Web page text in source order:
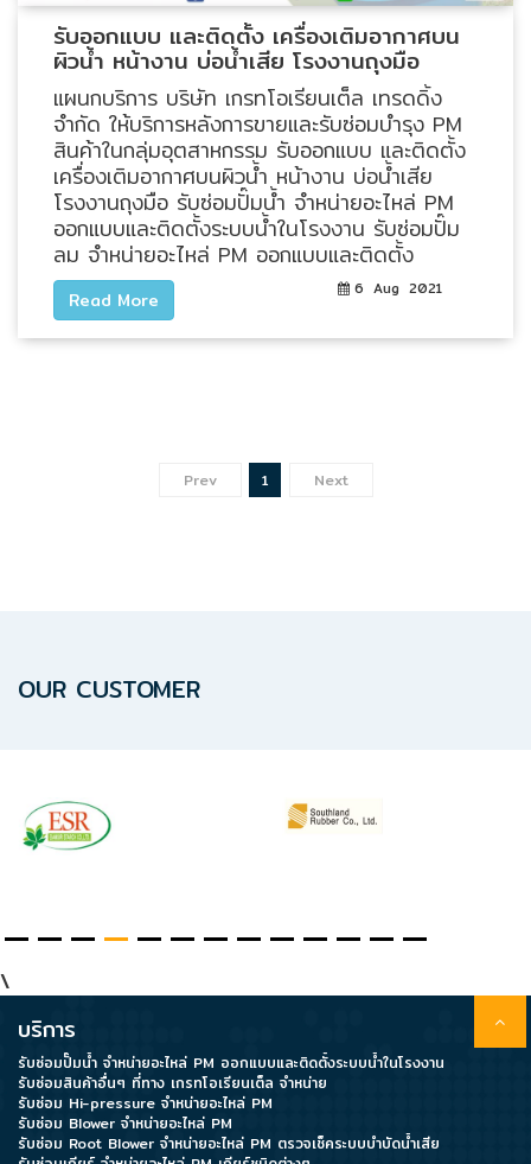
BLOWER
PNEUMATIC
HYDRAULIC
POWER
TRANSMISSION
(มอเตอร์
ระบบ
อื่นๆ)
Services
request
Reference
News
&
Activity
รับออกแบบ และติดตั้ง เครื่องเติมอากาศบน
ผิวน้ำ หน้างาน บ่อน้ำเสีย โรงงานถุงมือ
แผนกบริการ บริษัท เกรทโอเรียนเต็ล เทรดดิ้ง
จำกัด ให้บริการหลังการขายและรับซ่อมบำรุง PM
สินค้าในกลุ่มอุตสาหกรรม รับออกแบบ และติดตั้ง
เครื่องเติมอากาศบนผิวน้ำ หน้างาน บ่อน้ำเสีย
โรงงานถุงมือ รับซ่อมปั๊มน้ำ จำหน่ายอะไหล่ PM
ออกแบบและติดตั้งระบบน้ำในโรงงาน รับซ่อมปั๊ม
ลม จำหน่ายอะไหล่ PM ออกแบบและติดตั้ง
Read More 6 Aug 2021
Prev 1(current)Next
OUR CUSTOMER
\
บริการ
รับซ่อมปั๊มน้ำ จำหน่ายอะไหล่ PM ออกแบบและติดตั้งระบบน้ำในโรงงาน
รับซ่อมสินค้าอื่นๆ ที่ทาง เกรทโอเรียนเต็ล จำหน่าย
รับซ่อม Hi-pressure จำหน่ายอะไหล่ PM
รับซ่อม Blower จำหน่ายอะไหล่ PM
รับซ่อม Root Blower จำหน่ายอะไหล่ PM ตรวจเช็คระบบบำบัดน้ำเสีย